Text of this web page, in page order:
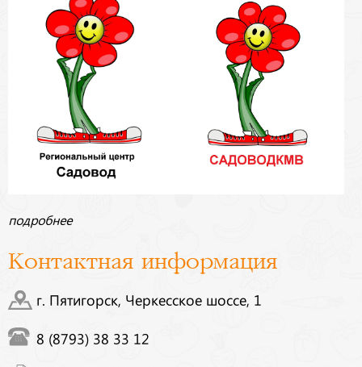
подробнее
Контактная информация
г. Пятигорск, Черкесское шоссе, 1
8 (8793) 38 33 12